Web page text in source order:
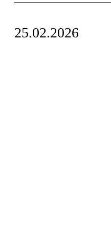
25.02.2026